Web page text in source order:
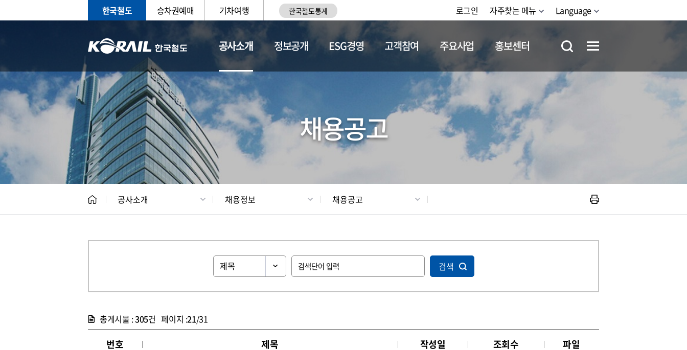
한국철도 승차권예매 기차여행 한국철도통계 로그인 자주찾는 메뉴 Language
공사소개
CEO 일반현황 채용정보
정보공개 ESG경영 고객참여 주요사업 홍보센터
채용공고
공사소개 채용정보 채용공고
검색
총게시물 :305건 페이지 :21/31
번호 제목 작성일 조회수 파일